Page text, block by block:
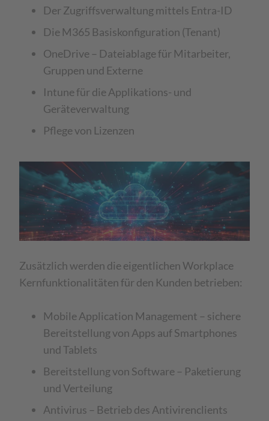
Der Zugriffsverwaltung mittels Entra-ID
Die M365 Basiskonfiguration (Tenant)
OneDrive – Dateiablage für Mitarbeiter,
Gruppen und Externe
Intune für die Applikations- und
Geräteverwaltung
Pflege von Lizenzen
Zusätzlich werden die eigentlichen Workplace
Kernfunktionalitäten für den Kunden betrieben:
Mobile Application Management – sichere
Bereitstellung von Apps auf Smartphones
und Tablets
Bereitstellung von Software – Paketierung
und Verteilung
Antivirus – Betrieb des Antivirenclients